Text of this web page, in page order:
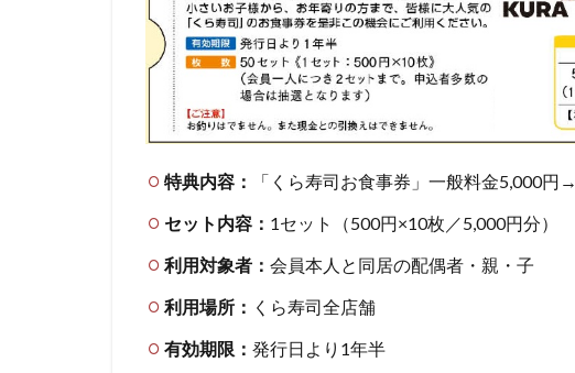
特典内容： 「くら寿司お食事券」一般料金5,000円→
セット内容： 1セット（500円×10枚／5,000円分）
利用対象者： 会員本人と同居の配偶者・親・子
利用場所： くら寿司全店舗
有効期限： 発行日より1年半